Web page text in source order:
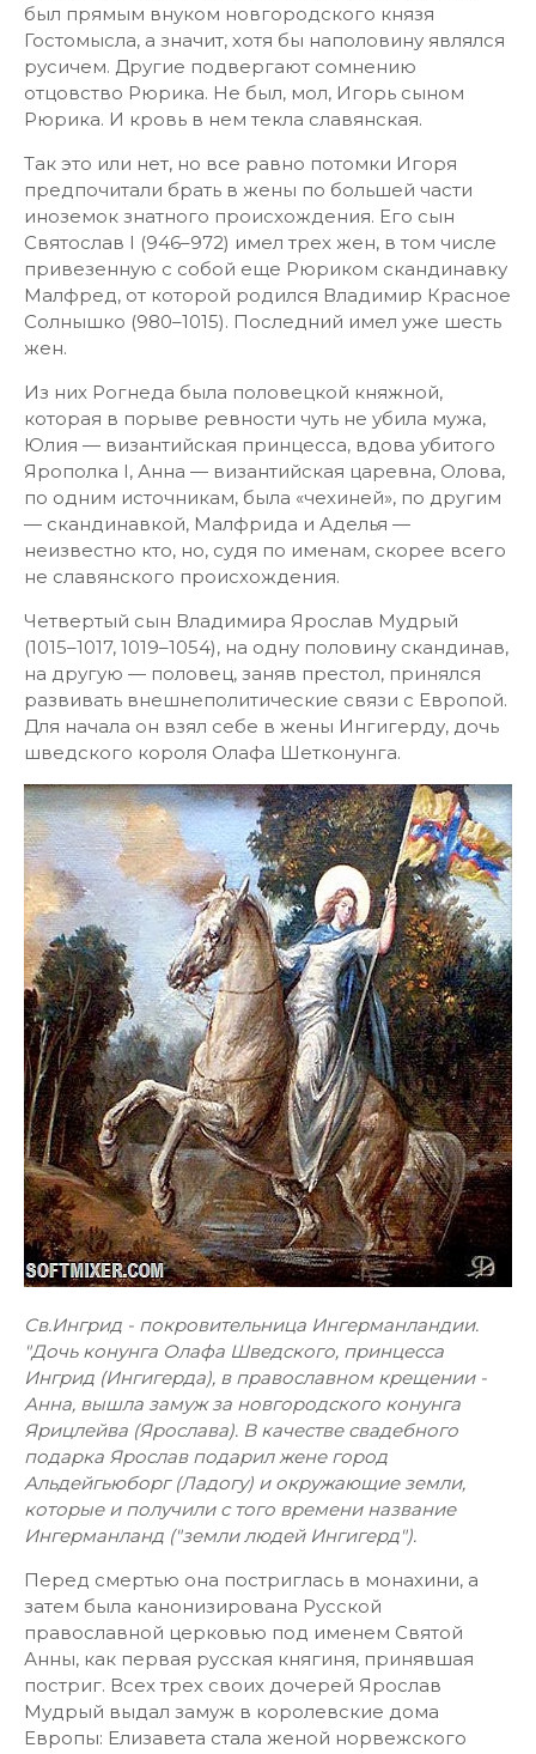
был прямым внуком новгородского князя
Гостомысла, а значит, хотя бы наполовину являлся
русичем. Другие подвергают сомнению
отцовство Рюрика. Не был, мол, Игорь сыном
Рюрика. И кровь в нем текла славянская.
Так это или нет, но все равно потомки Игоря
предпочитали брать в жены по большей части
иноземок знатного происхождения. Его сын
Святослав I (946–972) имел трех жен, в том числе
привезенную с собой еще Рюриком скандинавку
Малфред, от которой родился Владимир Красное
Солнышко (980–1015). Последний имел уже шесть
жен.
Из них Рогнеда была половецкой княжной,
которая в порыве ревности чуть не убила мужа,
Юлия — византийская принцесса, вдова убитого
Ярополка I, Анна — византийская царевна, Олова,
по одним источникам, была «чехиней», по другим
— скандинавкой, Малфрида и Аделья —
неизвестно кто, но, судя по именам, скорее всего
не славянского происхождения.
Четвертый сын Владимира Ярослав Мудрый
(1015–1017, 1019–1054), на одну половину скандинав,
на другую — половец, заняв престол, принялся
развивать внешнеполитические связи с Европой.
Для начала он взял себе в жены Ингигерду, дочь
шведского короля Олафа Шетконунга.
Св.Ингрид - покровительница Ингерманландии.
"Дочь конунга Олафа Шведского, принцесса
Ингрид (Ингигерда), в православном крещении -
Анна, вышла замуж за новгородского конунга
Ярицлейва (Ярослава). В качестве свадебного
подарка Ярослав подарил жене город
Альдейгьюборг (Ладогу) и окружающие земли,
которые и получили с того времени название
Ингерманланд ("земли людей Ингигерд").
Перед смертью она постриглась в монахини, а
затем была канонизирована Русской
православной церковью под именем Святой
Анны, как первая русская княгиня, принявшая
постриг. Всех трех своих дочерей Ярослав
Мудрый выдал замуж в королевские дома
Европы: Елизавета стала женой норвежского